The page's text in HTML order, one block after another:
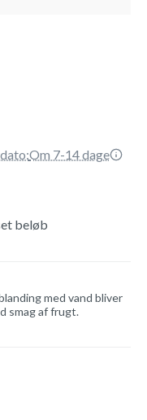
Om 7-14 dage
beløb
med vand bliver
smag af frugt.